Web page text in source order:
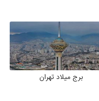
برج میلاد تهران